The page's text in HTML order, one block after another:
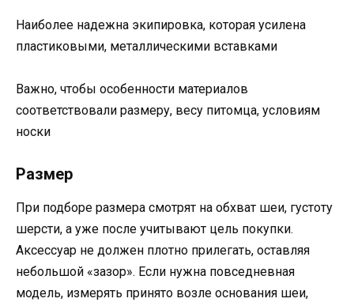
Наиболее надежна экипировка, которая усилена
пластиковыми, металлическими вставками
Важно, чтобы особенности материалов
соответствовали размеру, весу питомца, условиям
носки
Размер
При подборе размера смотрят на обхват шеи, густоту
шерсти, а уже после учитывают цель покупки.
Аксессуар не должен плотно прилегать, оставляя
небольшой «зазор». Если нужна повседневная
модель, измерять принято возле основания шеи,